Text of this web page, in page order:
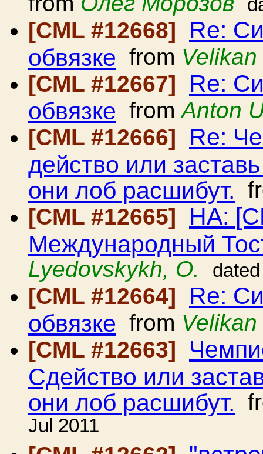
[CML #12668] Re:
обвязке from Velikan
[CML #12667]
Re:
обвязке fromAnton
[CML #12666]
Re:
действо или
они лоб расшибут.
[CML #12665]
HA:
Международный
Lyedovskykh, O.
[CML #12664] Re:
обвязке from Velikan
[CML #12663]
Сдейство или
они лоб расшибут.
Jul 2011